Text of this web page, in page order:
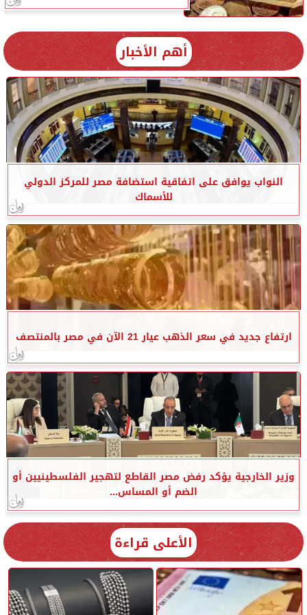
أهم الأخبار
النواب يوافق على اتفاقية استضافة مصر للمركز الدولي
للأسماك
ارتفاع جديد في سعر الذهب عيار 21 الآن في مصر بالمنتصف
وزير الخارجية يؤكد رفض مصر القاطع لتهجير الفلسطينيين أو
الضم أو المساس...
الأعلى قراءة